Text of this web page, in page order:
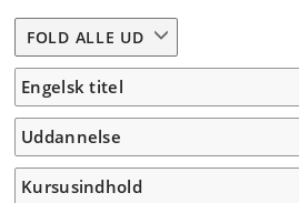
FOLD ALLE UD
Engelsk titel
Uddannelse
Kursusindhold